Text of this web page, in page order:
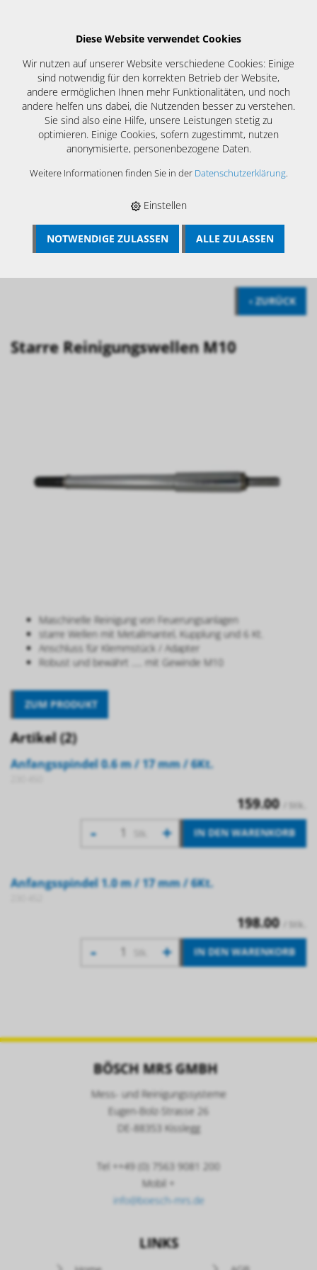
Werkzeuge für Profis
BÖSCH MRS › ALLE ARTIKEL ANZEIGEN
STARRE
‹ ZURÜCK
Starre Reinigungswellen M10
Maschinelle Reinigung von Feuerungsanlagen
starre Wellen mit Metallmantel, Kupplung und 6 Kt.
Anschluss für Klemmstück / Adapter
Robust und bewährt ..... mit Gewinde M10
ZUM PRODUKT
Artikel (2)
Anfangsspindel 0.6 m / 17 mm / 6Kt.
159.00 / Stk.
- + IN DEN WARENKORB
Anfangsspindel 1.0 m / 17 mm / 6Kt.
198.00 / Stk.
- + IN DEN WARENKORB
BÖSCH MRS GMBH
Mess- und Reinigungssysteme
Eugen-Bolz-Strasse 26
DE-88353 Kisslegg
Tel ++49 (0) 7563 9081 200
Mobil +
info@boesch-mrs.de
LINKS
Diese Website verwendet Cookies
Wir nutzen auf unserer Website verschiedene Cookies: Einige
sind notwendig für den korrekten Betrieb der Website,
andere ermöglichen Ihnen mehr Funktionalitäten, und noch
andere helfen uns dabei, die Nutzenden besser zu verstehen.
Sie sind also eine Hilfe, unsere Leistungen stetig zu
optimieren. Einige Cookies, sofern zugestimmt, nutzen
anonymisierte, personenbezogene Daten.
Weitere Informationen finden Sie in der Datenschutzerklärung.
Einstellen
NOTWENDIGE ZULASSEN ALLE ZULASSEN